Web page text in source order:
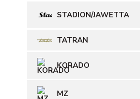
STADION/JAWETTA
TATRAN
KORADO
MZ